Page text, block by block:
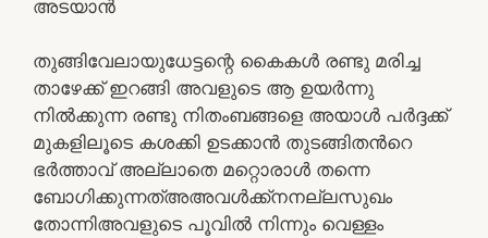
അടയാൻ
തുങ്ങിവേലായുധേട്ടന്റെ കൈകൾ രണ്ടു മരിച്ച
താഴേക്ക് ഇറങ്ങി അവളുടെ ആ ഉയർന്നു
നിൽക്കുന്ന രണ്ടു നിതംബങ്ങളെ അയാൾ പർദ്ദക്ക്
മുകളിലൂടെ കശക്കി ഉടക്കാൻ തുടങ്ങിതൻറെ
ഭർത്താവ് അല്ലാതെ മറ്റൊരാൾ തന്നെ
ബോഗിക്കുന്നത്അഅവൾക്ക്നനല്ലസുഖം
തോന്നിഅവളുടെ പൂവിൽ നിന്നും വെള്ളം